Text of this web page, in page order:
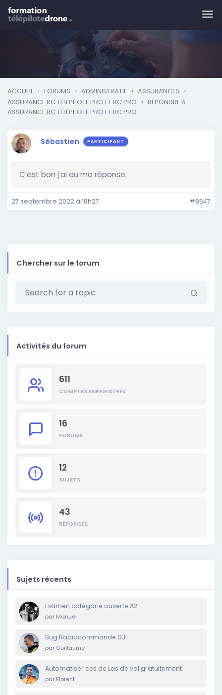
Skip to main content
ACCUEIL › FORUMS › ADMINISTRATIF › ASSURANCES ›
ASSURANCE RC TÉLÉPILOTE PRO ET RC PRO › RÉPONDRE À :
ASSURANCE RC TÉLÉPILOTE PRO ET RC PRO
Sébastien PARTICIPANT
C’est bon j’ai eu ma réponse.
27 septembre 2022 à 18h27 #8647
Chercher sur le forum
Activités du forum
611
COMPTES ENREGISTRÉS
16
FORUMS
12
SUJETS
43
RÉPONSES
Sujets récents
Examen catégorie ouverte A2
par Manuel
Bug Radiocommande DJI
par Guillaume
Automatiser ces de Las de vol gratuitement
par Florent